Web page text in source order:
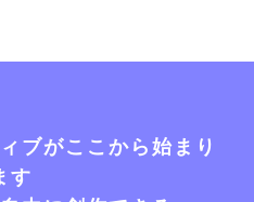
ブがここから始まり
す